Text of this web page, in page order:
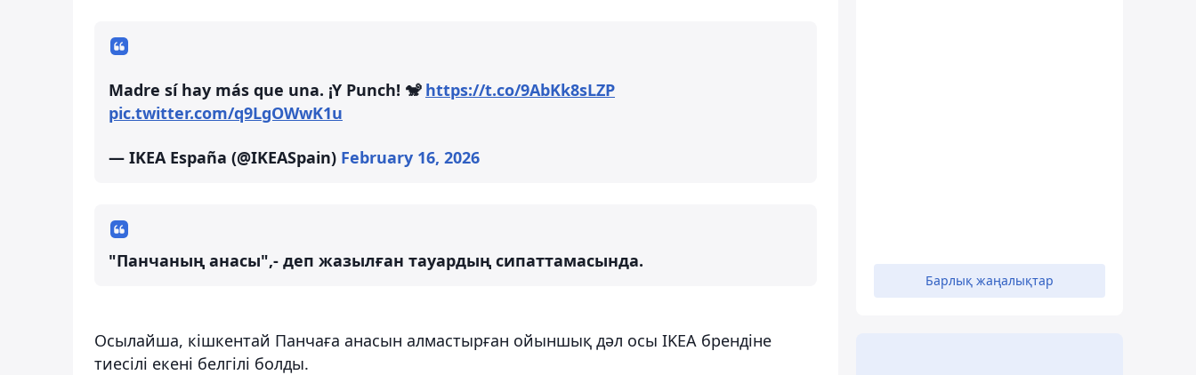
Madre sí hay más que una. ¡Y Punch! 🐒 https://t.co/9AbKk8sLZP
pic.twitter.com/q9LgOWwK1u
— IKEA España (@IKEASpain) February 16, 2026
"Панчаның анасы",- деп жазылған тауардың сипаттамасында.
Осылайша, кішкентай Панчаға анасын алмастырған ойыншық дәл осы IKEA брендіне
тиесілі екені белгілі болды.
Барлық жаңалықтар